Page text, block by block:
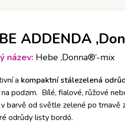
ADDENDA
název: Hebe ‚Donna®‘-mix
a kompaktní stálezelená
podzim. Bílé, fialové, růžové
barvě od světle zelené po tmavě
odrůdy listy bordó.